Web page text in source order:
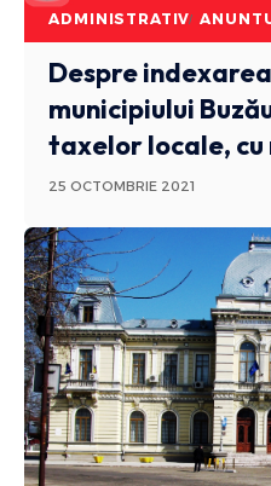
ADMINISTRATIV
Despre
municipiului
taxelor locale,
25 OCTOMBRIE 2021